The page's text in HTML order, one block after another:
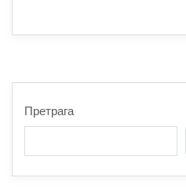
Претрага